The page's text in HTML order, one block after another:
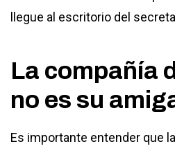
llegue al escritorio del
La compañía
no es su
Es importante entender que